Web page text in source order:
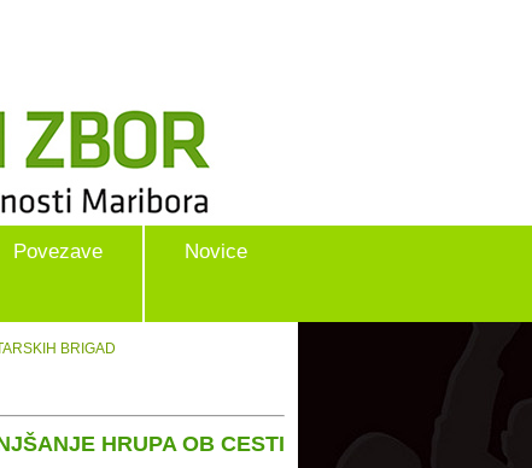
Povezave Novice
BRIGAD
HRUPA OB CESTI